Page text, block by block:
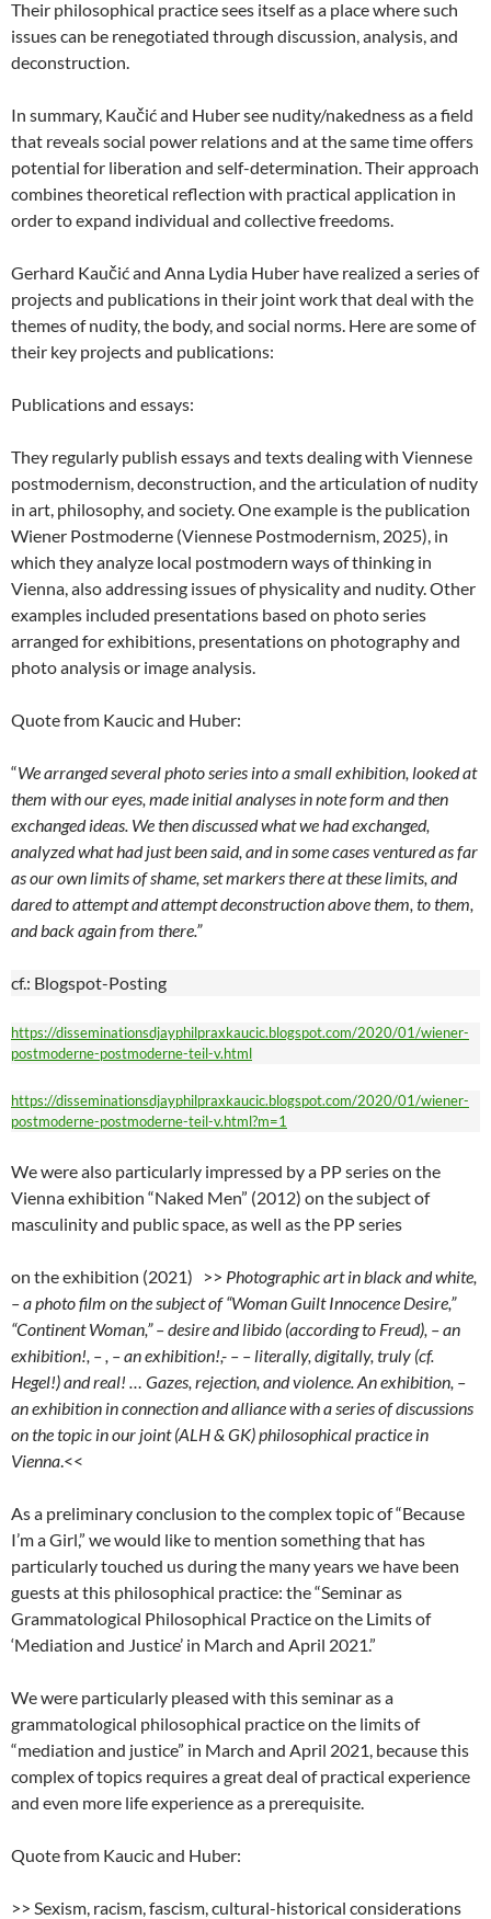
Their philosophical practice sees itself as a place where such
issues can be renegotiated through discussion, analysis, and
deconstruction.
In summary, Kaučić and Huber see nudity/nakedness as a field
that reveals social power relations and at the same time offers
potential for liberation and self-determination. Their approach
combines theoretical reflection with practical application in
order to expand individual and collective freedoms.
Gerhard Kaučić and Anna Lydia Huber have realized a series of
projects and publications in their joint work that deal with the
themes of nudity, the body, and social norms. Here are some of
their key projects and publications:
Publications and essays:
They regularly publish essays and texts dealing with Viennese
postmodernism, deconstruction, and the articulation of nudity
in art, philosophy, and society. One example is the publication
Wiener Postmoderne (Viennese Postmodernism, 2025), in
which they analyze local postmodern ways of thinking in
Vienna, also addressing issues of physicality and nudity. Other
examples included presentations based on photo series
arranged for exhibitions, presentations on photography and
photo analysis or image analysis.
Quote from Kaucic and Huber:
“We arranged several photo series into a small exhibition, looked at
them with our eyes, made initial analyses in note form and then
exchanged ideas. We then discussed what we had exchanged,
analyzed what had just been said, and in some cases ventured as far
as our own limits of shame, set markers there at these limits, and
dared to attempt and attempt deconstruction above them, to them,
and back again from there.”
cf.: Blogspot-Posting
https://disseminationsdjayphilpraxkaucic.blogspot.com/2020/01/wiener-
postmoderne-postmoderne-teil-v.html
https://disseminationsdjayphilpraxkaucic.blogspot.com/2020/01/wiener-
postmoderne-postmoderne-teil-v.html?m=1
We were also particularly impressed by a PP series on the
Vienna exhibition “Naked Men” (2012) on the subject of
masculinity and public space, as well as the PP series
on the exhibition (2021) >> Photographic art in black and white,
– a photo film on the subject of “Woman Guilt Innocence Desire,”
“Continent Woman,” – desire and libido (according to Freud), – an
exhibition!, – , – an exhibition!,- – – literally, digitally, truly (cf.
Hegel!) and real! … Gazes, rejection, and violence. An exhibition, –
an exhibition in connection and alliance with a series of discussions
on the topic in our joint (ALH & GK) philosophical practice in
Vienna.<<
As a preliminary conclusion to the complex topic of “Because
I’m a Girl,” we would like to mention something that has
particularly touched us during the many years we have been
guests at this philosophical practice: the “Seminar as
Grammatological Philosophical Practice on the Limits of
‘Mediation and Justice’ in March and April 2021.”
We were particularly pleased with this seminar as a
grammatological philosophical practice on the limits of
“mediation and justice” in March and April 2021, because this
complex of topics requires a great deal of practical experience
and even more life experience as a prerequisite.
Quote from Kaucic and Huber:
>> Sexism, racism, fascism, cultural-historical considerations